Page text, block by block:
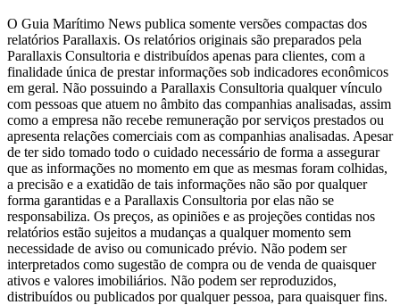
O Guia Marítimo News publica somente versões compactas dos
relatórios Parallaxis. Os relatórios originais são preparados pela
Parallaxis Consultoria e distribuídos apenas para clientes, com a
finalidade única de prestar informações sob indicadores econômicos
em geral. Não possuindo a Parallaxis Consultoria qualquer vínculo
com pessoas que atuem no âmbito das companhias analisadas, assim
como a empresa não recebe remuneração por serviços prestados ou
apresenta relações comerciais com as companhias analisadas. Apesar
de ter sido tomado todo o cuidado necessário de forma a assegurar
que as informações no momento em que as mesmas foram colhidas,
a precisão e a exatidão de tais informações não são por qualquer
forma garantidas e a Parallaxis Consultoria por elas não se
responsabiliza. Os preços, as opiniões e as projeções contidas nos
relatórios estão sujeitos a mudanças a qualquer momento sem
necessidade de aviso ou comunicado prévio. Não podem ser
interpretados como sugestão de compra ou de venda de quaisquer
ativos e valores imobiliários. Não podem ser reproduzidos,
distribuídos ou publicados por qualquer pessoa, para quaisquer fins.